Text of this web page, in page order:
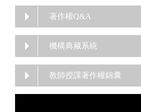
著作權Q&A
機構典藏系統
教師授課著作權錦囊